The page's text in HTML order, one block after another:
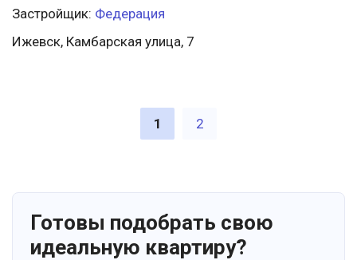
Застройщик: Федерация
Ижевск, Камбарская улица, 7
1 2
Готовы подобрать свою
идеальную квартиру?